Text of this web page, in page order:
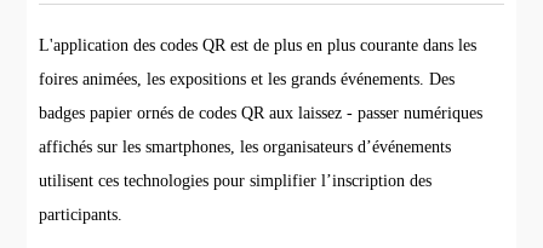
L'application des codes QR est de plus en plus courante dans les
foires animées, les expositions et les grands événements. Des
badges papier ornés de codes QR aux laissez - passer numériques
affichés sur les smartphones, les organisateurs d’événements
utilisent ces technologies pour simplifier l’inscription des
participants.